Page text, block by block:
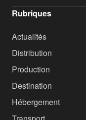
Rubriques
Actualités
Distribution
Production
Destination
Hébergement